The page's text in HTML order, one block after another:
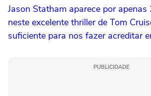
Jason Statham aparece por
neste excelente thriller de Tom
suficiente para nos fazer acreditar
PUBLICIDADE